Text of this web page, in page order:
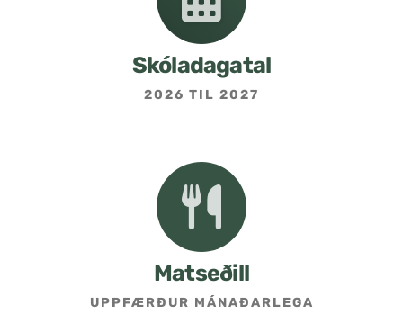
Skóladagatal
2026 TIL 2027
Matseðill
UPPFÆRÐUR MÁNAÐARLEGA
Áætlanir og stefnur